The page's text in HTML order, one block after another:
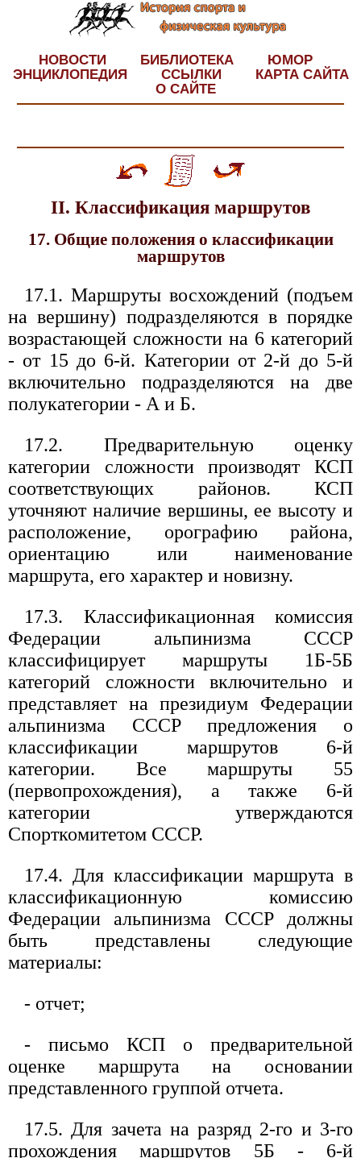
НОВОСТИ БИБЛИОТЕКА
ЮМОР
ЭНЦИКЛОПЕДИЯ
ССЫЛКИ
КАРТА САЙТА
О САЙТЕ
II. Классификация маршрутов
17. Общие положения о классификации
маршрутов
17.1. Маршруты восхождений (подъем
на вершину) подразделяются в порядке
возрастающей сложности на 6 категорий
- от 15 до 6-й. Категории от 2-й до 5-й
включительно подразделяются на две
полукатегории - А и Б.
17.2. Предварительную оценку
категории сложности производят КСП
соответствующих районов. КСП
уточняют наличие вершины, ее высоту и
расположение, орографию района,
ориентацию или наименование
маршрута, его характер и новизну.
17.3. Классификационная комиссия
Федерации альпинизма СССР
классифицирует маршруты 1Б-5Б
категорий сложности включительно и
представляет на президиум Федерации
альпинизма СССР предложения о
классификации маршрутов 6-й
категории. Все маршруты 55
(первопрохождения), а также 6-й
категории утверждаются
Спорткомитетом СССР.
17.4. Для классификации маршрута в
классификационную комиссию
Федерации альпинизма СССР должны
быть представлены следующие
материалы:
- отчет;
- письмо КСП о предварительной
оценке маршрута на основании
представленного группой отчета.
17.5. Для зачета на разряд 2-го и 3-го
прохождения маршрутов 5Б - 6-й